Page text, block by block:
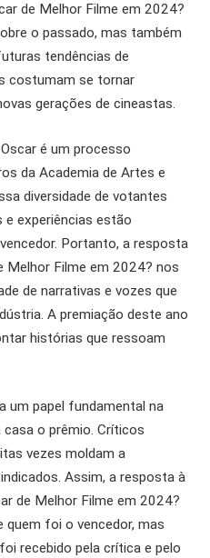
de Melhor Filme em 2024?
o passado, mas também
tendências de
costumam se tornar
gerações de cineastas.
é um processo
da Academia de Artes e
diversidade de votantes
experiências estão
Portanto, a resposta
Melhor Filme em 2024? nos
de narrativas e vozes que
A premiação deste ano
histórias que ressoam
um papel fundamental na
casa o prêmio. Críticos
vezes moldam a
Assim, a resposta à
de Melhor Filme em 2024?
quem foi o vencedor, mas
recebido pela crítica e pelo